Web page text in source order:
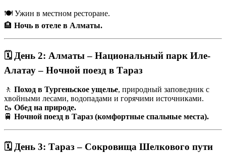
🍽 Ужин в местном ресторане.
🏨 Ночь в отеле в Алматы.
🗓 День 2: Алматы – Национальный парк Иле-
Алатау – Ночной поезд в Тараз
🚶 Поход в Тургеньское ущелье, природный заповедник с
хвойными лесами, водопадами и горячими источниками.
🥾 Обед на природе.
🚆 Ночной поезд в Тараз (комфортные спальные места).
🗓 День 3: Тараз – Сокровища Шелкового пути